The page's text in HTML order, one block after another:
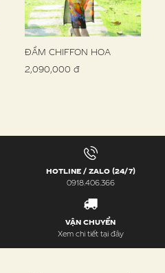
ĐẦM CHIFFON HOA
2,090,000 đ
HOTLINE / ZALO (24/7)
0918.406.366
VẬN CHUYỂN
Xem chi tiết tại đây